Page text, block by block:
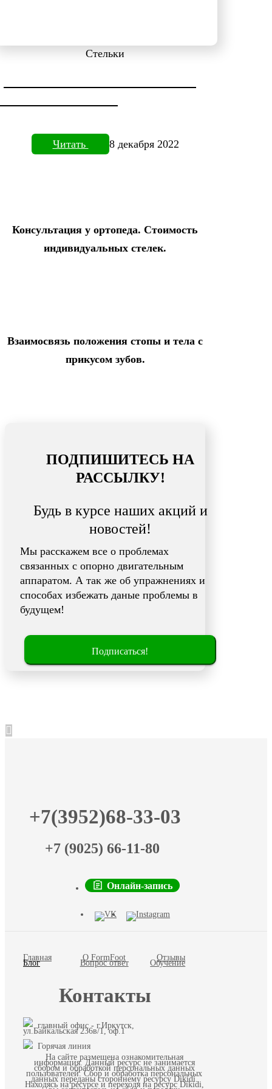
Стельки
Читать 8 декабря 2022
Консультация у ортопеда. Стоимость
индивидуальных стелек.
Взаимосвязь положения стопы и тела с
прикусом зубов.
ПОДПИШИТЕСЬ НА
РАССЫЛКУ!
Будь в курсе наших акций и
новостей!
Мы расскажем все о проблемах
связанных с опорно двигательным
аппаратом. А так же об упражнениях и
способах избежать даные проблемы в
будущем!
Подписаться!
+7(3952)68-33-03
+7 (9025) 66-11-80
Онлайн-запись
Главная О FormFoot Отзывы
Блог Вопрос ответ Обучение
Контакты
главный офис - г.Иркутск,
ул.Байкальская 236в/1, оф.1
Горячая линия
На сайте размещена ознакомительная
информация. Данный ресурс не занимается
сбором и обработкой персональных данных
пользователей. Сбор и обработка персональных
данных переданы стороннему ресурсу Dikidi.
Находясь на ресурсе и переходя на ресурс Dikidi,